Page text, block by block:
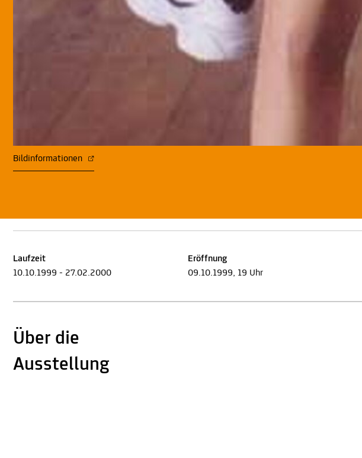
Bildinformationen
Laufzeit
10.10.1999 - 27.02.2000
Eröffnung
09.10.1999, 19 Uhr
Über die
Ausstellung